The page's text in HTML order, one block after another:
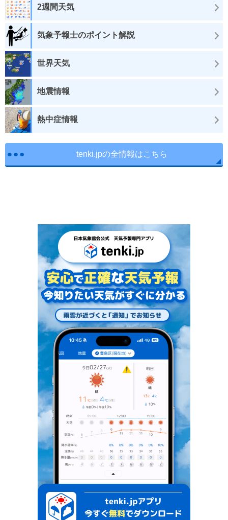
2週間天気
気象予報士のポイント解説
世界天気
地震情報
熱中症情報
tenki.jpの全情報はこちら